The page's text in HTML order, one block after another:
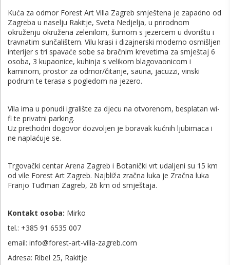
Kuća za odmor Forest Art Villa Zagreb smještena je zapadno od
Zagreba u naselju Rakitje, Sveta Nedjelja, u prirodnom
okruženju okružena zelenilom, šumom s jezercem u dvorištu i
travnatim sunčalištem. Vilu krasi i dizajnerski moderno osmišljen
interijer s tri spavaće sobe sa bračnim krevetima za smještaj 6
osoba, 3 kupaonice, kuhinja s velikom blagovaonicom i
kaminom, prostor za odmor/čitanje, sauna, jacuzzi, vinski
podrum te terasa s pogledom na jezero.
Vila ima u ponudi igralište za djecu na otvorenom, besplatan wi-
fi te privatni parking.
Uz prethodni dogovor dozvoljen je boravak kućnih ljubimaca i
ne naplaćuje se.
Trgovački centar Arena Zagreb i Botanički vrt udaljeni su 15 km
od vile Forest Art Zagreb. Najbliža zračna luka je Zračna luka
Franjo Tuđman Zagreb, 26 km od smještaja.
Kontakt osoba: Mirko
tel.: +385 91 6535 007
email: info@forest-art-villa-zagreb.com
Adresa: Ribel 25, Rakitje